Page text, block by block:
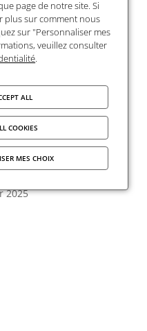
2025
page de notre site. Si
plus sur comment nous
sur "Personnaliser mes
veuillez consulter
.
ALL
COOKIES
MES CHOIX